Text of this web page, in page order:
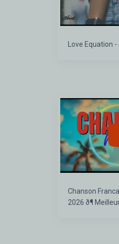
Love Equation
Chanson
2026 ð¶